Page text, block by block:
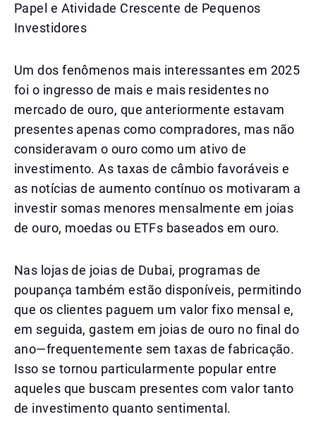
Papel e Atividade Crescente de Pequenos
Investidores
Um dos fenômenos mais interessantes em 2025
foi o ingresso de mais e mais residentes no
mercado de ouro, que anteriormente estavam
presentes apenas como compradores, mas não
consideravam o ouro como um ativo de
investimento. As taxas de câmbio favoráveis e
as notícias de aumento contínuo os motivaram a
investir somas menores mensalmente em joias
de ouro, moedas ou ETFs baseados em ouro.
Nas lojas de joias de Dubai, programas de
poupança também estão disponíveis, permitindo
que os clientes paguem um valor fixo mensal e,
em seguida, gastem em joias de ouro no final do
ano—frequentemente sem taxas de fabricação.
Isso se tornou particularmente popular entre
aqueles que buscam presentes com valor tanto
de investimento quanto sentimental.